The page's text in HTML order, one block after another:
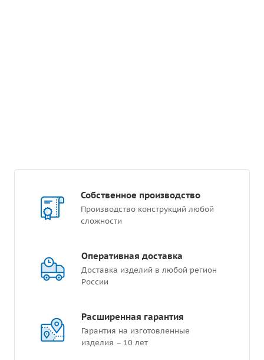
Собственное производство
Производство конструкций любой
сложности
Оперативная доставка
Доставка изделий в любой регион
России
Расширенная гарантия
Гарантия на изготовленные
изделия – 10 лет